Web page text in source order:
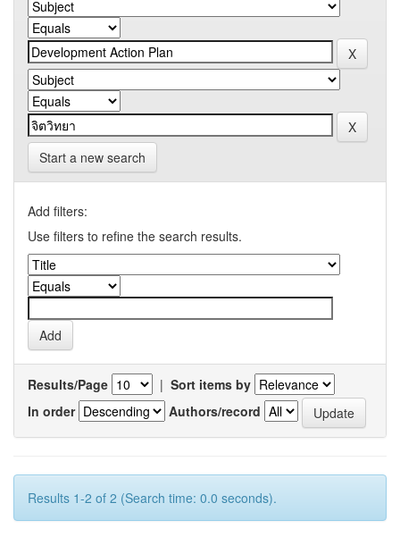
Start a new search
Add filters:
Use filters to refine the search results.
Results/Page | Sort items by
In order
Authors/record
Results 1-2 of 2 (Search time: 0.0 seconds).